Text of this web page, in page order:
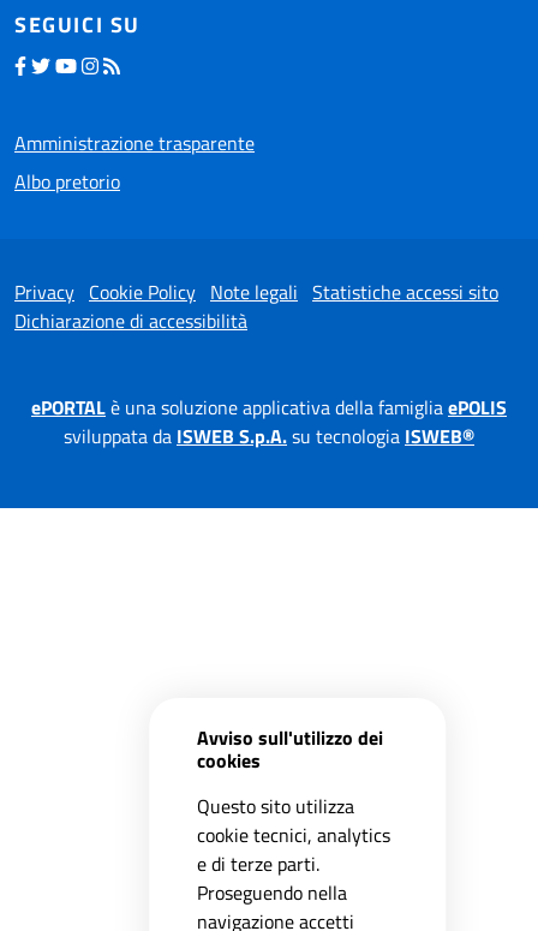
SEGUICI SU
Amministrazione trasparente
Albo pretorio
Privacy Cookie Policy Note legali Statistiche accessi sito
Dichiarazione di accessibilità
ePORTALè una soluzione applicativa della famigliaePOLIS
sviluppata da ISWEB S.p.A.su tecnologia ISWEB®
Avviso sull'utilizzo dei
cookies
Questo sito utilizza
cookie tecnici, analytics
e di terze parti.
Proseguendo nella
navigazione accetti